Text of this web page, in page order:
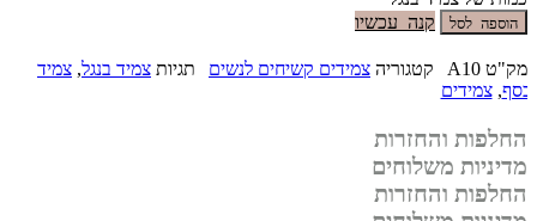
הוספה לסל קנה עכשיו
מק"ט A10 קטגוריה צמידים קשיחים לנשים תגיות צמיד בנגל, צמיד
כסף,צמידים
החלפות והחזרות
מדיניות משלוחים
החלפות והחזרות